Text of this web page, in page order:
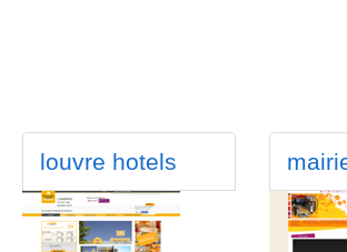
louvre hotels